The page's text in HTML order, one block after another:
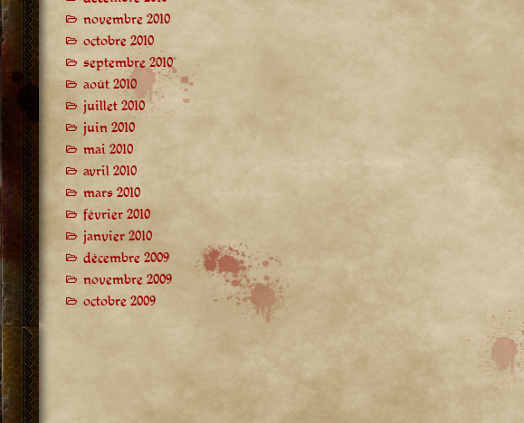
novembre 2010
octobre 2010
septembre 2010
août 2010
juillet 2010
juin 2010
mai 2010
avril 2010
mars 2010
février 2010
janvier 2010
décembre 2009
novembre 2009
octobre 2009